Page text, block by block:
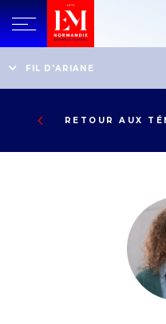
FIL D'ARIANE
Un engagement dans
RETOUR AUX